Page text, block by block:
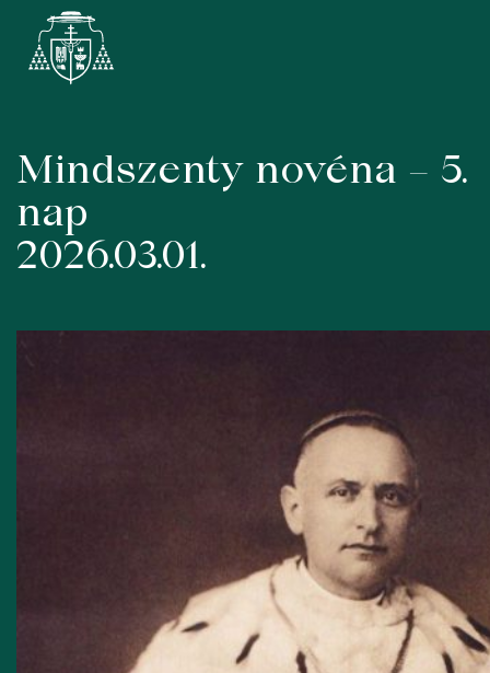
SkipMindszenty novéna – 5.
nap
2026.03.01.